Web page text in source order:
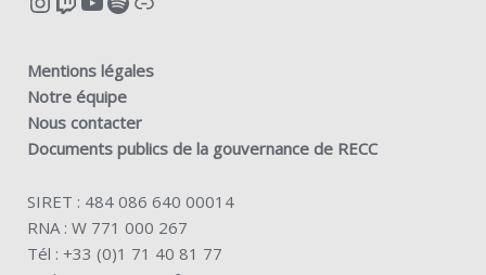
Mentions légales
Notre équipe
Nous contacter
Documents publics de la gouvernance de RECC
SIRET : 484 086 640 00014
RNA : W 771 000 267
Tél : +33 (0)1 71 40 81 77